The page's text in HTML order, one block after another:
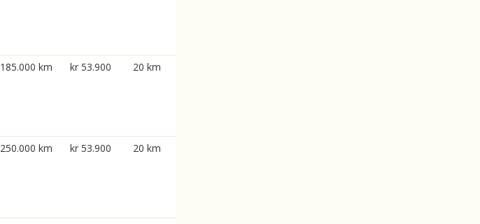
185.000 km kr 53.900 20 km
250.000 km kr 53.900 20 km